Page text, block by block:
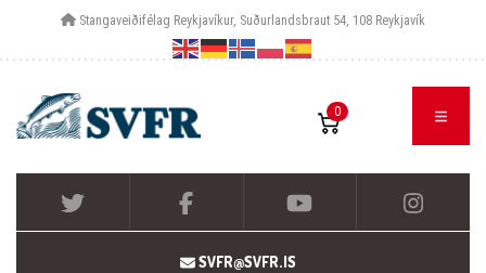
Stangaveiðifélag Reykjavíkur, Suðurlandsbraut 54, 108 Reykjavík
0
SVFR@SVFR.IS